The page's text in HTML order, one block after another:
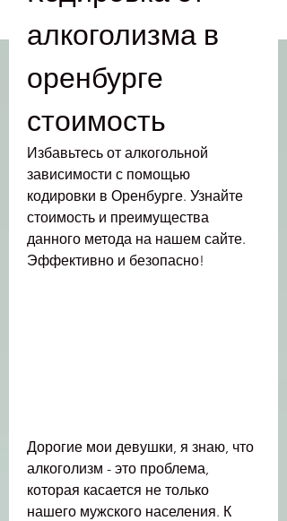
алкоголизма в
оренбурге
стоимость
Избавьтесь от алкогольной
зависимости с помощью
кодировки в Оренбурге. Узнайте
стоимость и преимущества
данного метода на нашем сайте.
Эффективно и безопасно!
Дорогие мои девушки, я знаю, что
алкоголизм - это проблема,
которая касается не только
нашего мужского населения. К